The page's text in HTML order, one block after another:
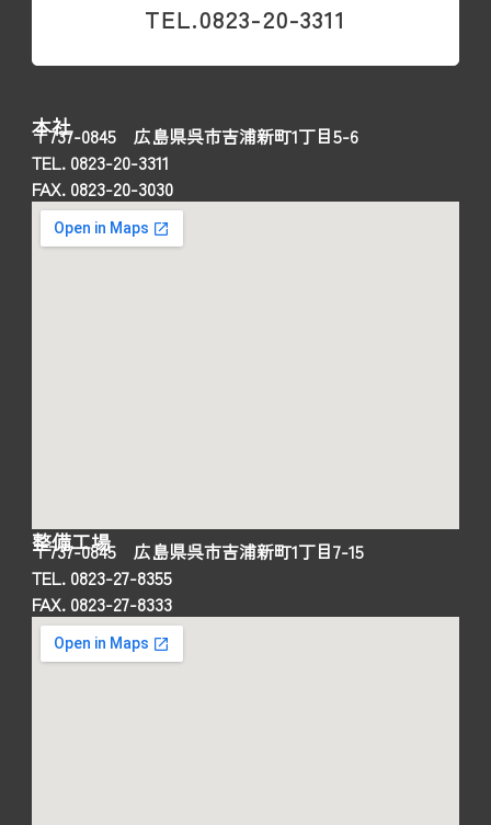
TEL.0823-20-3311
本社
〒737-0845 広島県呉市吉浦新町1丁目5-6
TEL. 0823-20-3311
FAX. 0823-20-3030
整備工場
〒737-0845 広島県呉市吉浦新町1丁目7-15
TEL. 0823-27-8355
FAX. 0823-27-8333